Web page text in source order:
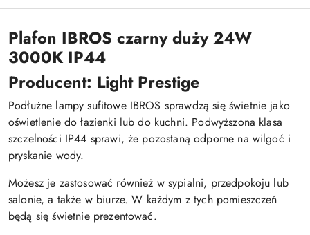
Plafon IBROS czarny duży 24W
3000K IP44
Producent: Light Prestige
Podłużne lampy sufitowe IBROS sprawdzą się świetnie jako
oświetlenie do łazienki lub do kuchni. Podwyższona klasa
szczelności IP44 sprawi, że pozostaną odporne na wilgoć i
pryskanie wody.
Możesz je zastosować również w sypialni, przedpokoju lub
salonie, a także w biurze. W każdym z tych pomieszczeń
będą się świetnie prezentować.